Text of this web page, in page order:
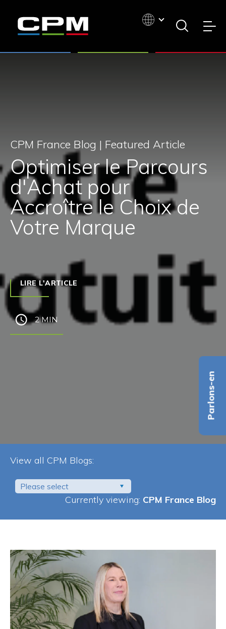
Parlons-en
CPM France Blog | Featured Article
Optimiser le Parcours
d'Achat pour
Accroître le Choix de
Votre Marque
LIRE L'ARTICLE
2 MIN
View all CPM Blogs:
Please select
Currently viewing: CPM France Blog